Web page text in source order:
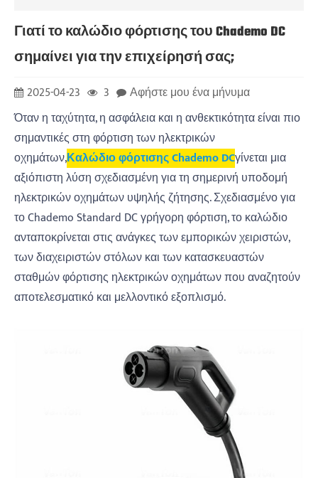
Γιατί το καλώδιο φόρτισης του Chademo DC
σημαίνει για την επιχείρησή σας;
2025-04-23 3
Αφήστε μου ένα μήνυμα
Όταν η ταχύτητα, η ασφάλεια και η ανθεκτικότητα είναι πιο
σημαντικές στη φόρτιση των ηλεκτρικών
οχημάτων,Καλώδιο φόρτισης Chademo DCγίνεται μια
αξιόπιστη λύση σχεδιασμένη για τη σημερινή υποδομή
ηλεκτρικών οχημάτων υψηλής ζήτησης. Σχεδιασμένο για
το Chademo Standard DC γρήγορη φόρτιση, το καλώδιο
ανταποκρίνεται στις ανάγκες των εμπορικών χειριστών,
των διαχειριστών στόλων και των κατασκευαστών
σταθμών φόρτισης ηλεκτρικών οχημάτων που αναζητούν
αποτελεσματικό και μελλοντικό εξοπλισμό.